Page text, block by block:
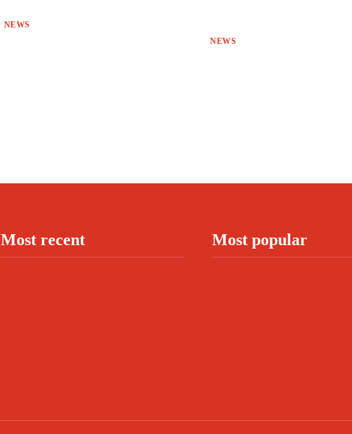
NEWS
NEWS
Most recent Most popular